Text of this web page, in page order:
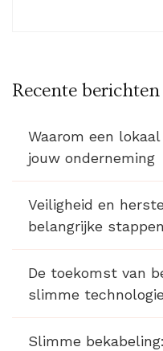
Recente berichten
Waarom een
jouw onderneming
Veiligheid en
belangrijke stappen
De toekomst van
slimme
Slimme